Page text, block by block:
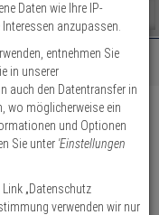
Schl.
Daten wie Ihre IP-
anzupassen.
entnehmen Sie
in unserer
auch den Datentransfer in
wo möglicherweise ein
und Optionen
Sie unter 'Einstellungen
„Datenschutz
verwenden wir nur